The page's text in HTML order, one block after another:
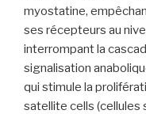
myostatine,
ses récepteurs au
interrompant la
signalisation
qui stimule la
satellite cells (cellules